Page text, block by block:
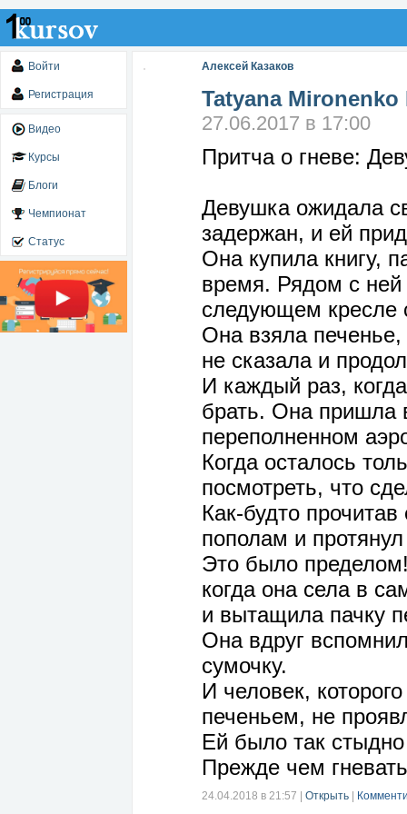
Войти
Регистрация
Видео
Курсы
Блоги
Чемпионат
Статус
Алексей Казаков
Tatyana
27.06.2017 в 17:00
Притча о гневе:
Девушка ожидала
задержан, и ей
Она купила книгу,
время. Рядом с ней
следующем кресле
Она взяла
не сказала и
И каждый раз,
брать. Она пришла
переполненном
Когда осталось
посмотреть, что
Как-будто
пополам и
Это было
когда она села в
и вытащила пачку
Она вдруг
сумочку.
И человек,
печеньем, не
Ей было так
Прежде чем
24.04.2018 в 21:57 Открыть